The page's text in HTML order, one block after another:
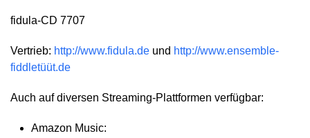
fidula-CD 7707
Vertrieb: http://www.fidula.de und http://www.ensemble-
fiddletüüt.de
Auch auf diversen Streaming-Plattformen verfügbar:
Amazon Music: